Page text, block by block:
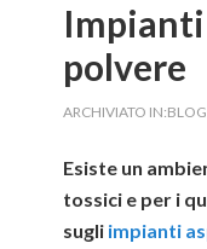
polvere
ARCHIVIATO IN:BLOG
Esiste un
tossici e per i
sugli impianti